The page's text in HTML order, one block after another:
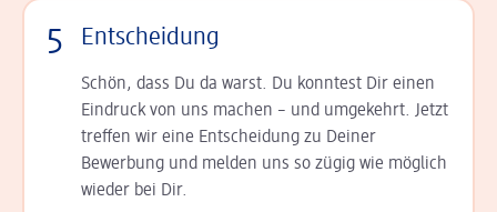
5 Entscheidung
Schön, dass Du da warst. Du konntest Dir einen
Ein­druck von uns machen – und umgekehrt. Jetzt
tref­fen wir eine Entscheidung zu Deiner
Bewerbung und melden uns so zügig wie möglich
wieder bei Dir.